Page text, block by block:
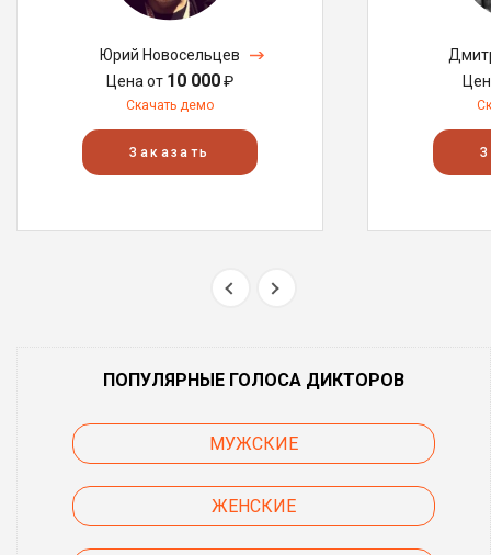
Юрий Новосельцев
Цена от 10 000₽
Скачать демо
Заказать
ПОПУЛЯРНЫЕ ГОЛОСА ДИКТОРОВ
МУЖСКИЕ
ЖЕНСКИЕ